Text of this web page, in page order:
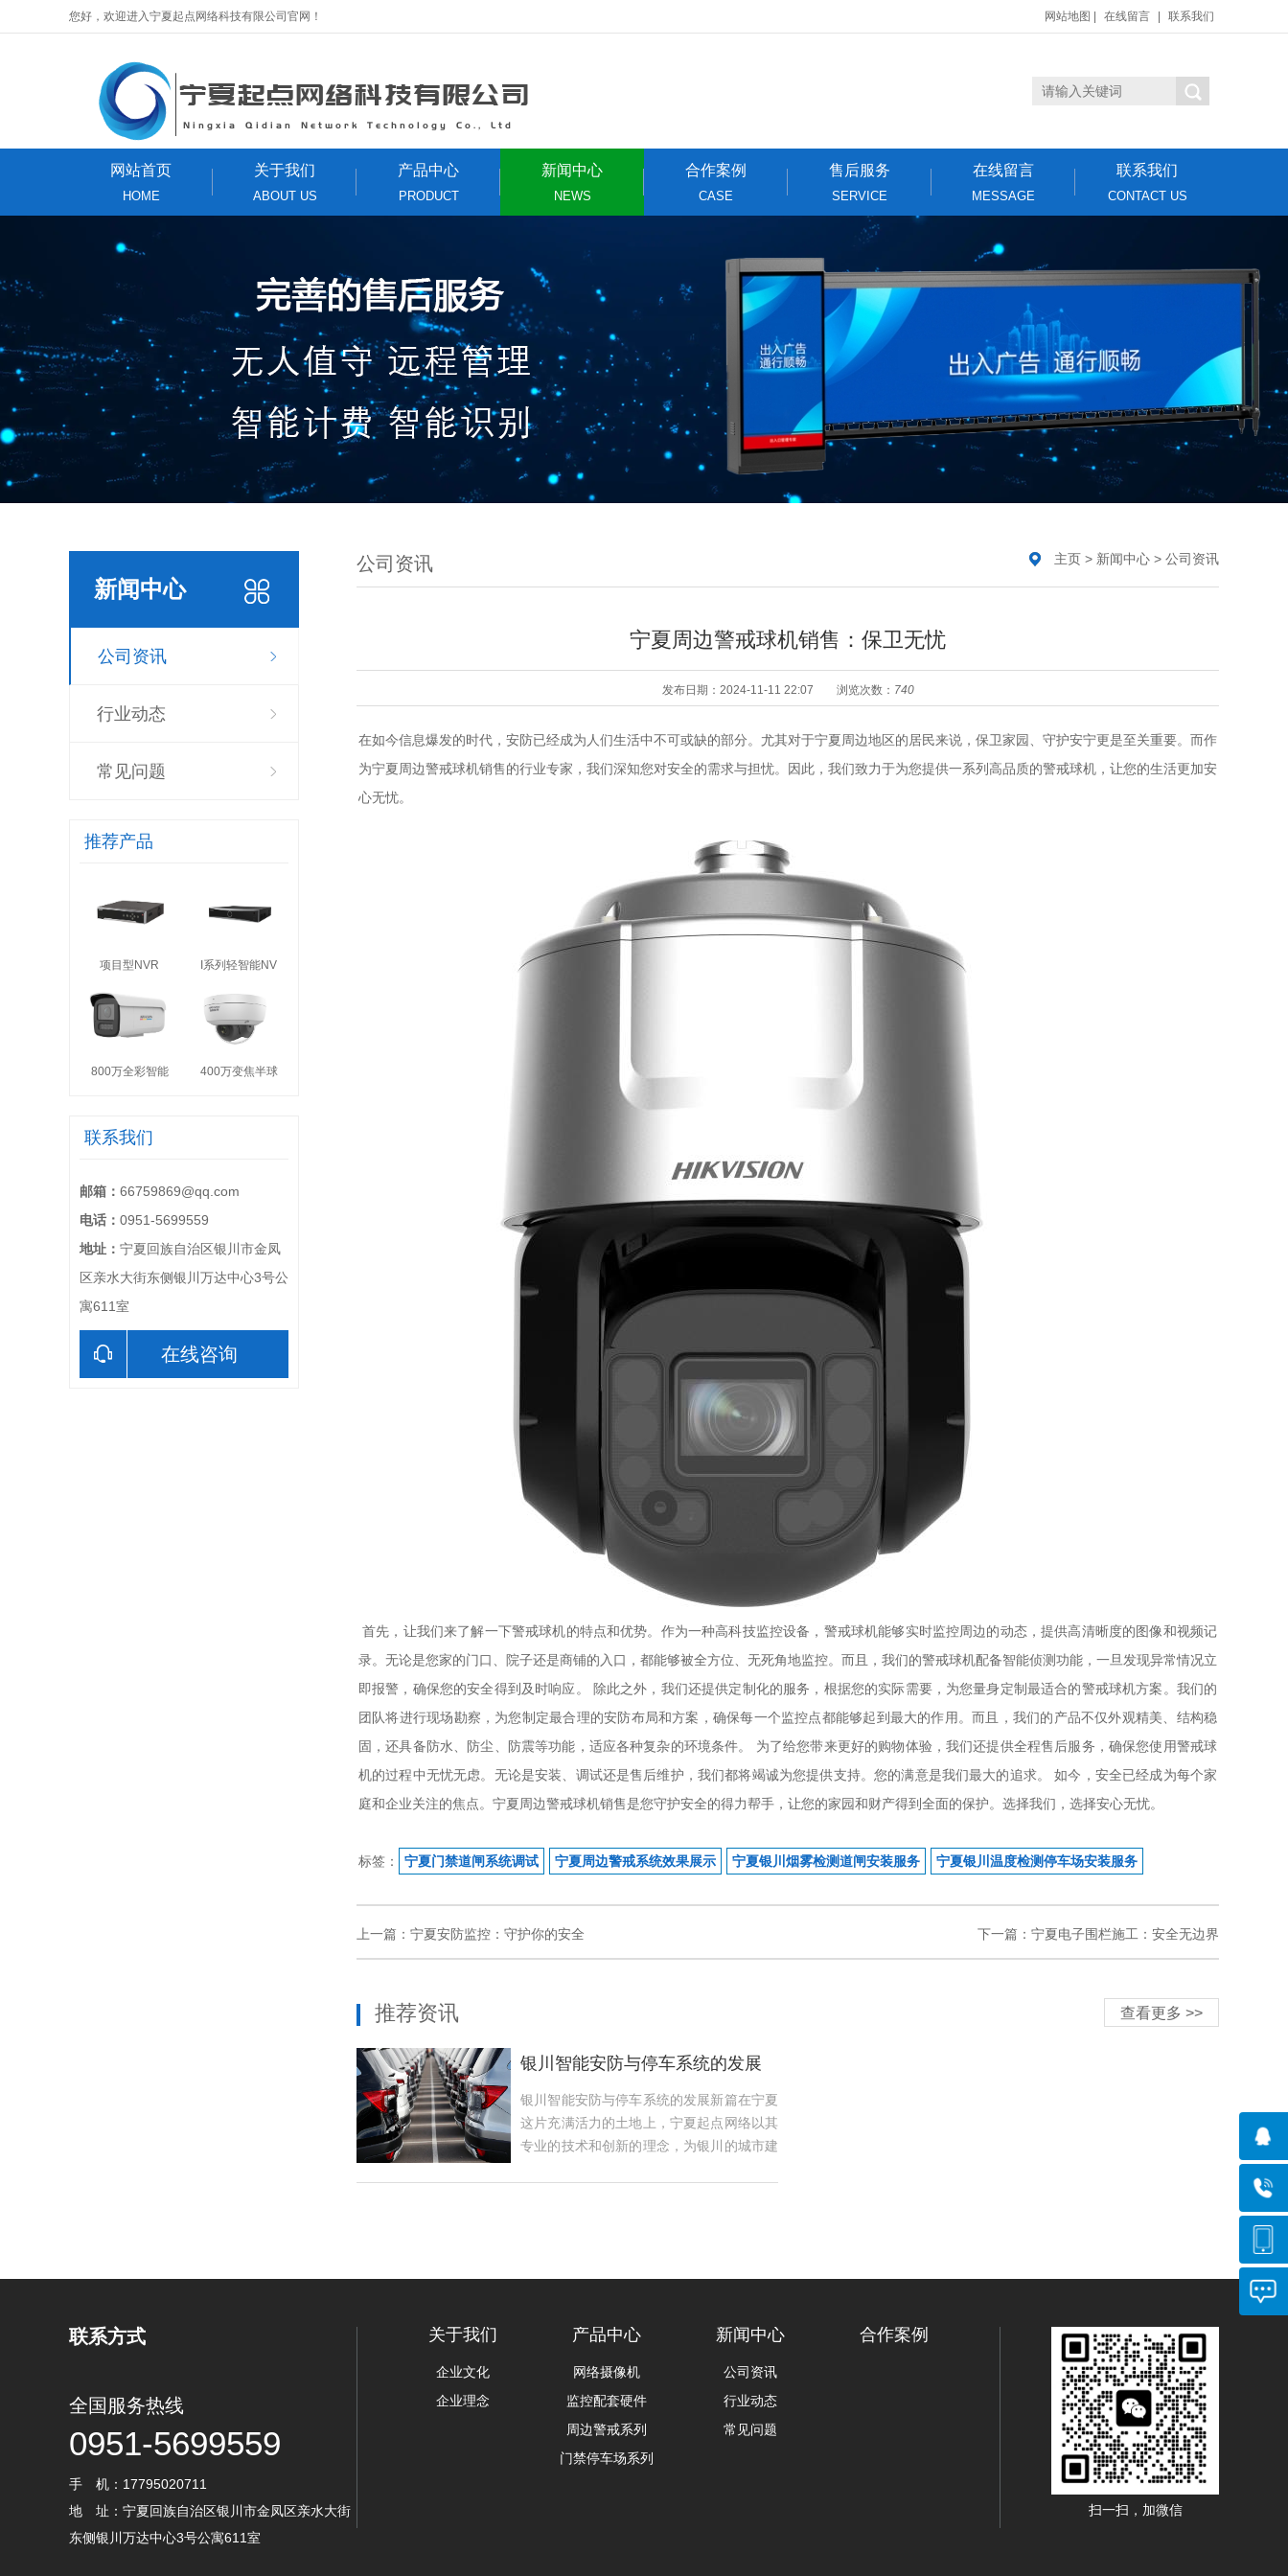
您好，欢迎进入宁夏起点网络科技有限公司官网！ 网站地图 在线留言 联系我们
网站首页
HOME
关于我们
ABOUT US
产品中心
PRODUCT
新闻中心
NEWS
合作案例
CASE
售后服务
SERVICE
在线留言
MESSAGE
联系我们
CONTACT US
新闻中心
公司资讯
行业动态
常见问题
推荐产品
项目型NVR I系列轻智能NV
800万全彩智能 400万变焦半球
联系我们
邮箱： 66759869@qq.com
电话： 0951-5699559
地址： 宁夏回族自治区银川市金凤
区亲水大街东侧银川万达中心3号公
寓611室
在线咨询
主页 > 新闻中心 > 公司资讯
公司资讯
宁夏周边警戒球机销售：保卫无忧
发布日期：2024-11-11 22:07 浏览次数： 740
在如今信息爆发的时代，安防已经成为人们生活中不可或缺的部分。尤其对于宁夏周边地区的居民来说，保卫家园、守护安宁更是至关重要。而作
为宁夏周边警戒球机销售的行业专家，我们深知您对安全的需求与担忧。因此，我们致力于为您提供一系列高品质的警戒球机，让您的生活更加安
心无忧。
首先，让我们来了解一下警戒球机的特点和优势。作为一种高科技监控设备，警戒球机能够实时监控周边的动态，提供高清晰度的图像和视频记
录。无论是您家的门口、院子还是商铺的入口，都能够被全方位、无死角地监控。而且，我们的警戒球机配备智能侦测功能，一旦发现异常情况立
即报警，确保您的安全得到及时响应。 除此之外，我们还提供定制化的服务，根据您的实际需要，为您量身定制最适合的警戒球机方案。我们的
团队将进行现场勘察，为您制定最合理的安防布局和方案，确保每一个监控点都能够起到最大的作用。而且，我们的产品不仅外观精美、结构稳
固，还具备防水、防尘、防震等功能，适应各种复杂的环境条件。 为了给您带来更好的购物体验，我们还提供全程售后服务，确保您使用警戒球
机的过程中无忧无虑。无论是安装、调试还是售后维护，我们都将竭诚为您提供支持。您的满意是我们最大的追求。 如今，安全已经成为每个家
庭和企业关注的焦点。宁夏周边警戒球机销售是您守护安全的得力帮手，让您的家园和财产得到全面的保护。选择我们，选择安心无忧。
标签： 宁夏门禁道闸系统调试 宁夏周边警戒系统效果展示 宁夏银川烟雾检测道闸安装服务 宁夏银川温度检测停车场安装服务
上一篇：宁夏安防监控：守护你的安全 下一篇：宁夏电子围栏施工：安全无边界
查看更多 >>
推荐资讯
银川智能安防与停车系统的发展
新篇
银川智能安防与停车系统的发展新篇在宁夏
这片充满活力的土地上，宁夏起点网络以其
专业的技术和创新的理念，为银川的城市建
联系方式
全国服务热线
0951-5699559
手 机：17795020711
地 址：宁夏回族自治区银川市金凤区亲水大街
东侧银川万达中心3号公寓611室
关于我们
企业文化
企业理念
产品中心
网络摄像机
监控配套硬件
周边警戒系列
门禁停车场系列
新闻中心
公司资讯
行业动态
常见问题
合作案例
扫一扫，加微信